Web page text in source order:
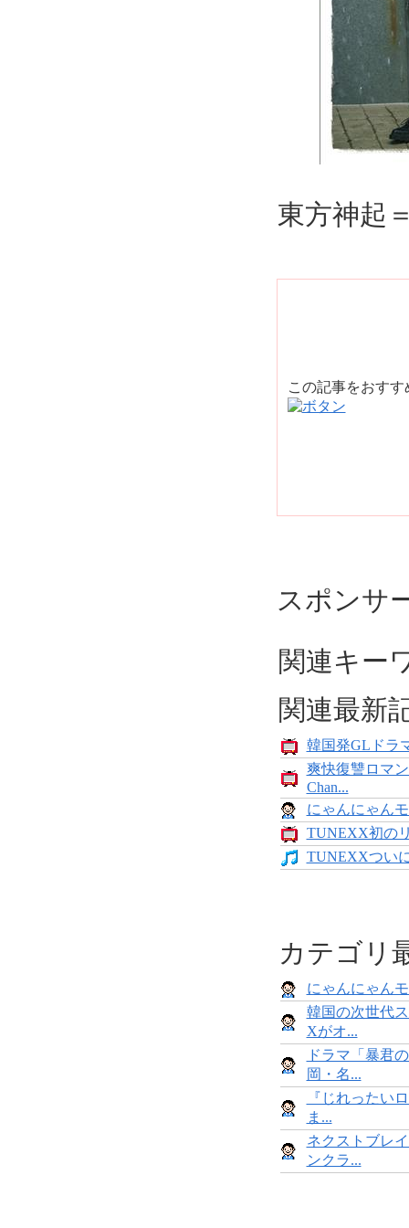
東方神起
この記事をおす
スポンサ
関連キー
関連最新
韓国発GLドラ
爽快復讐ロマ
Chan...
にゃんにゃん
TUNEXX初の
TUNEXXつい
カテゴリ
にゃんにゃん
韓国の次世代
Xがオ...
ドラマ「暴君
岡・名...
『じれったい
ま...
ネクストブレ
ンクラ...